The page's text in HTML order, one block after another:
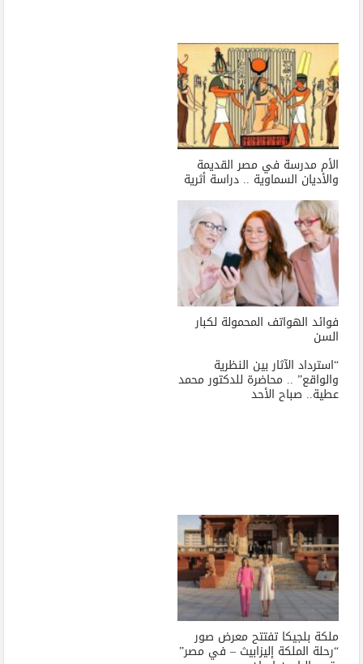
الأم مدرسة في مصر القديمة
والأديان السماوية .. دراسة أثرية
فوائد الهواتف المحمولة لكبار
السن
“استرداد الآثار بين النظرية
والواقع” .. محاضرة للدكتور محمد
عطية.. صباح الأحد
ملكة بلجيكا تفتتح معرض صور
“رحلة الملكة إليزابيث – في مصر”